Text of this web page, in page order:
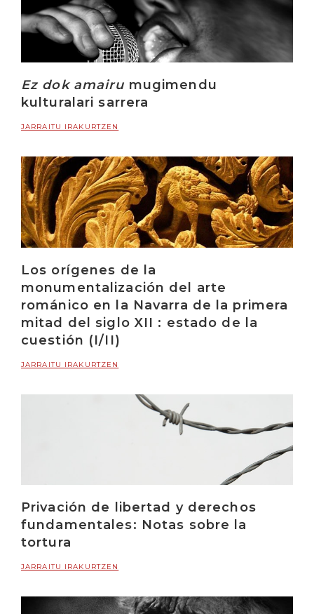
Ez dok amairu mugimendu
kulturalari sarrera
JARRAITU IRAKURTZEN
Los orígenes de la
monumentalización del arte
románico en la Navarra de la primera
mitad del siglo XII : estado de la
cuestión (I/II)
JARRAITU IRAKURTZEN
Privación de libertad y derechos
fundamentales: Notas sobre la
tortura
JARRAITU IRAKURTZEN